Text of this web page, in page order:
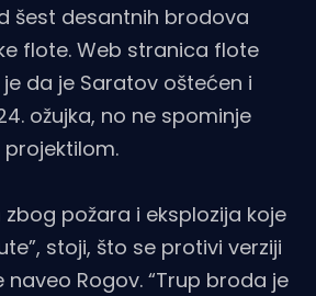
šest desantnih brodova
flote. Web stranica flote
da je Saratov oštećen i
ožujka, no ne spominje
zbog požara i eksplozija koje
stoji, što se protivi verziji
Rogov. “Trup broda je